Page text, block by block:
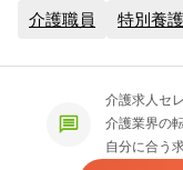
介護職員 特別養
介護求人セ
介護業界の
自分に合う